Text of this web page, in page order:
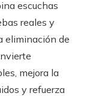
escuchas
reales y
eliminación de
mejora la
y refuerza